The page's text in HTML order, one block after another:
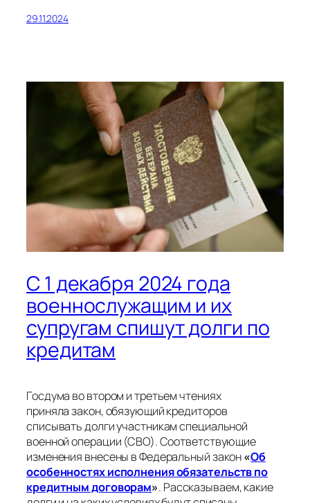
29.11.2024
С 1 декабря 2024 года
военнослужащим и их
супругам спишут долги по
кредитам
Госдума во втором и третьем чтениях
приняла закон, обязующий кредиторов
списывать долги участникам специальной
военной операции (СВО). Соответствующие
изменения внесены в Федеральный закон«Об
особенностях исполнения обязательств по
кредитным договорам». Рассказываем, какие